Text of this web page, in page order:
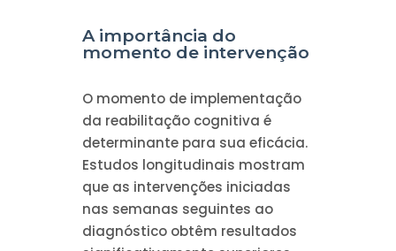
A importância do
momento de intervenção
O momento de implementação
da reabilitação cognitiva é
determinante para sua eficácia.
Estudos longitudinais mostram
que as intervenções iniciadas
nas semanas seguintes ao
diagnóstico obtêm resultados